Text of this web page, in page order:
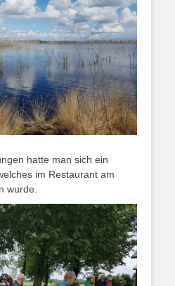
hatte man sich ein
im Restaurant am
wurde.